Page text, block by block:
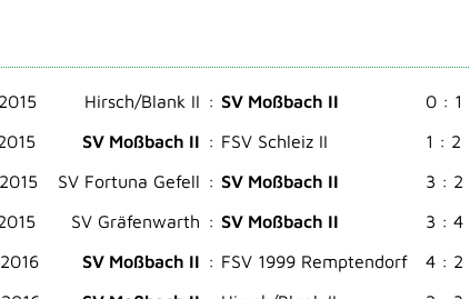
Hirsch/Blank II : SV Moßbach II
0 : 1
SV Moßbach II : FSV Schleiz II
1 : 2
SV Fortuna Gefell : SV Moßbach II
3 : 2
SV Gräfenwarth : SV Moßbach II
3 : 4
SV Moßbach II : FSV 1999 Remptendorf
4 : 2